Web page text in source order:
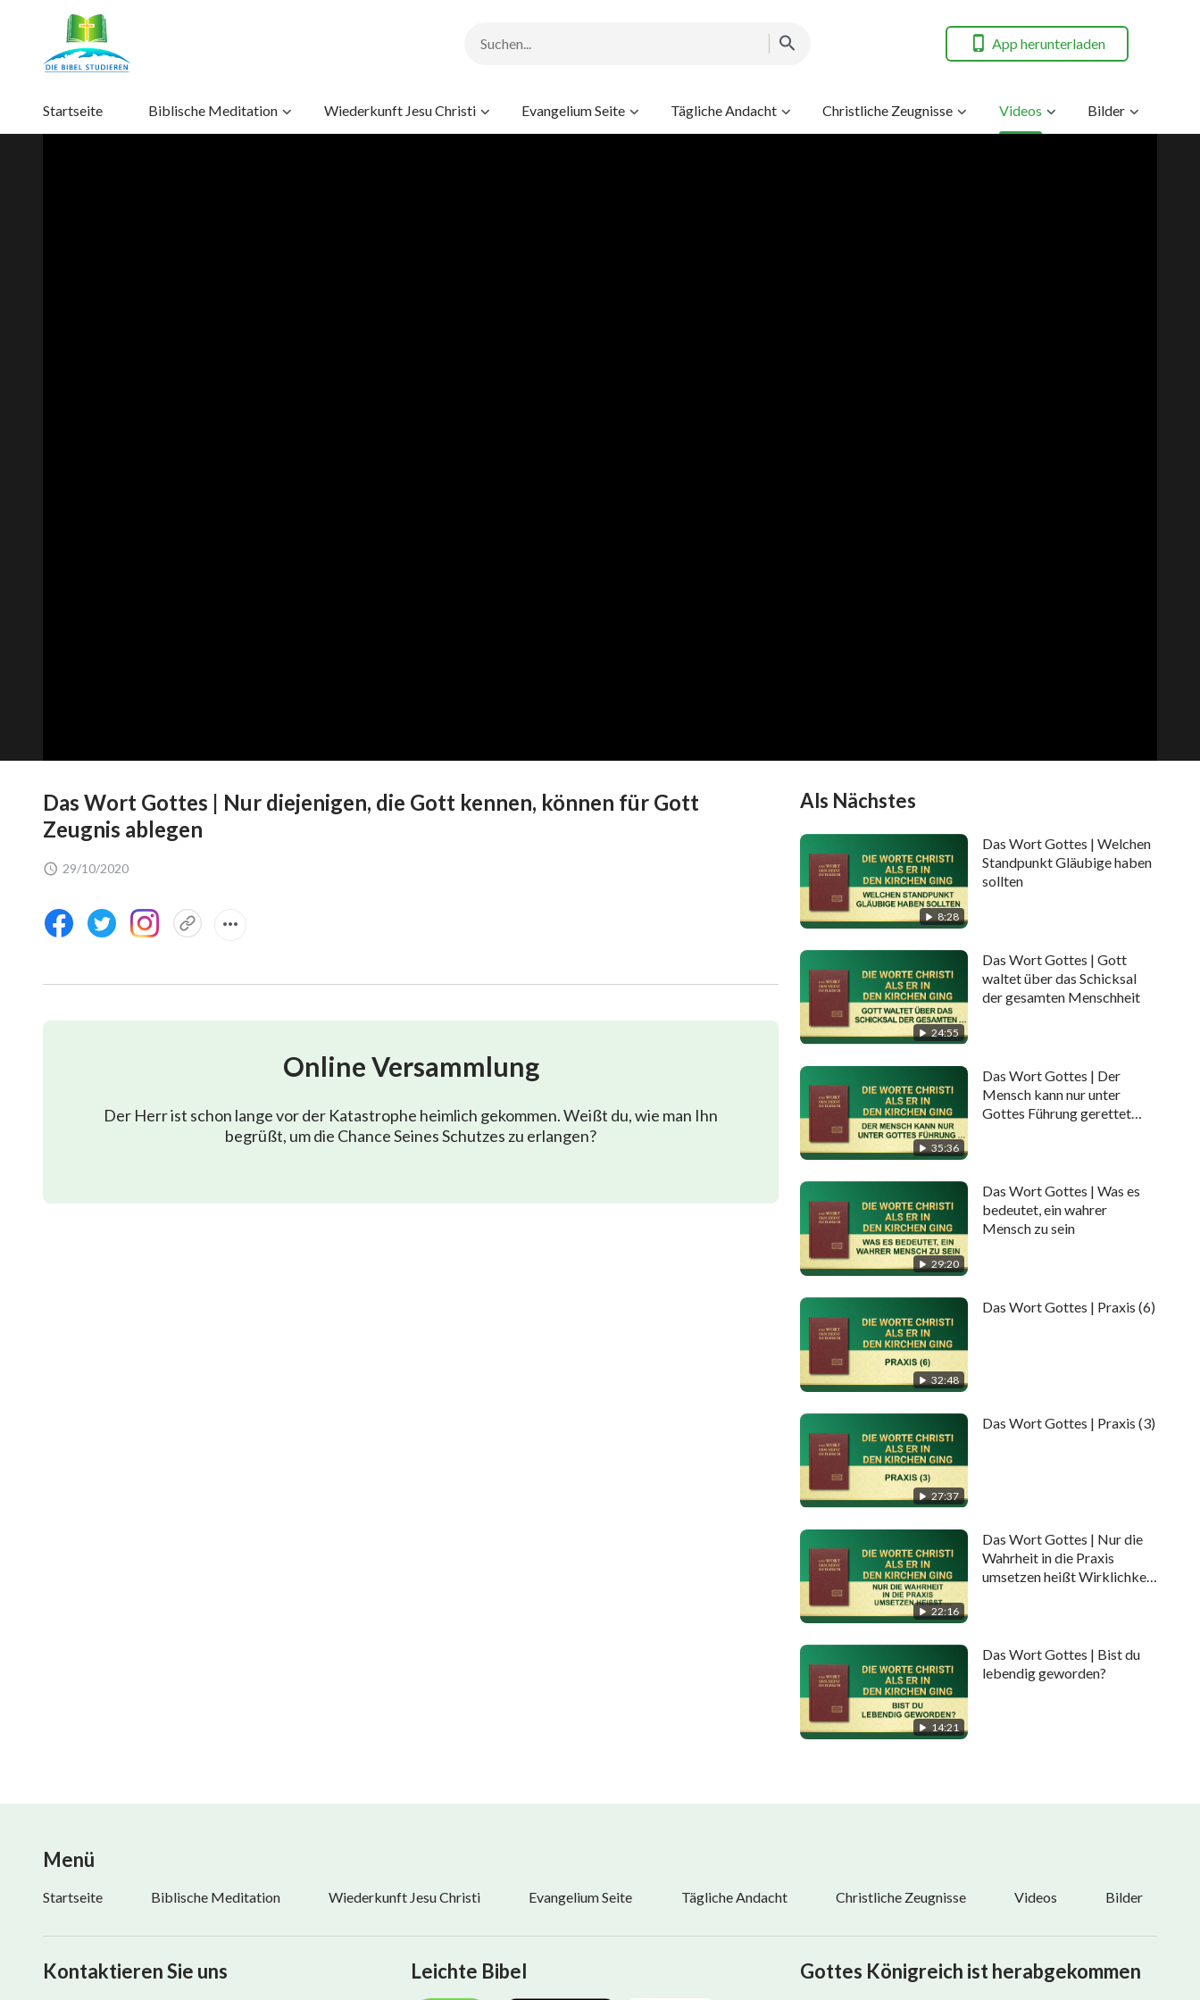
App herunterladen
Startseite Biblische Meditation Wiederkunft Jesu Christi Evangelium Seite Tägliche Andacht Christliche Zeugnisse Videos Bilder
Das Wort Gottes | Nur diejenigen, die Gott kennen, können für Gott
Zeugnis ablegen
29/10/2020
Online Versammlung
Der Herr ist schon lange vor der Katastrophe heimlich gekommen. Weißt du, wie man Ihn
begrüßt, um die Chance Seines Schutzes zu erlangen?
Als Nächstes
8:28
Das Wort Gottes | Welchen
Standpunkt Gläubige haben
sollten
24:55
Das Wort Gottes | Gott
waltet über das Schicksal
der gesamten Menschheit
35:36
Das Wort Gottes | Der
Mensch kann nur unter
Gottes Führung gerettet
29:20
Das Wort Gottes | Was‌ ‌es‌
‌bedeutet,‌ ‌‌ein‌ ‌wahrer‌
‌Mensch‌ ‌zu‌ ‌sein‌
32:48
Das Wort Gottes | Praxis (6)
27:37
Das Wort Gottes | Praxis (3)
22:16
Das Wort Gottes | Nur die
Wahrheit in die Praxis
umsetzen heißt Wirklichkeit
14:21
Das Wort Gottes | Bist du
lebendig geworden?
Menü
Startseite Biblische Meditation Wiederkunft Jesu Christi Evangelium Seite Tägliche Andacht Christliche Zeugnisse Videos Bilder
Kontaktieren Sie uns Leichte Bibel Gottes Königreich ist herabgekommen